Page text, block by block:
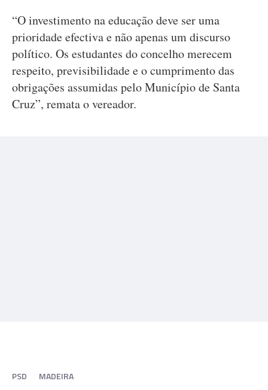
“O investimento na educação deve ser uma
prioridade efectiva e não apenas um discurso
político. Os estudantes do concelho merecem
respeito, previsibilidade e o cumprimento das
obrigações assumidas pelo Município de Santa
Cruz”, remata o vereador.
PSD MADEIRA